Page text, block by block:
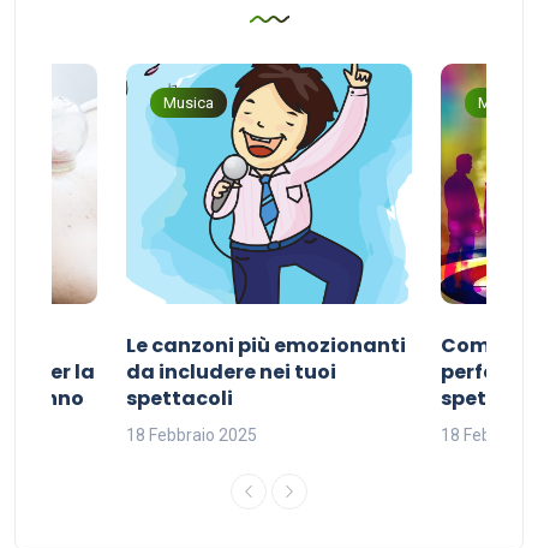
per la
sonno
Musica
Le canzoni più emozionanti
da includere nei tuoi
spettacoli
18 Febbraio 2025
Musica
Come
perfetta
18 Febbraio